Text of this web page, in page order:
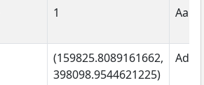
1
(159825.8089161662,
398098.9544621225)